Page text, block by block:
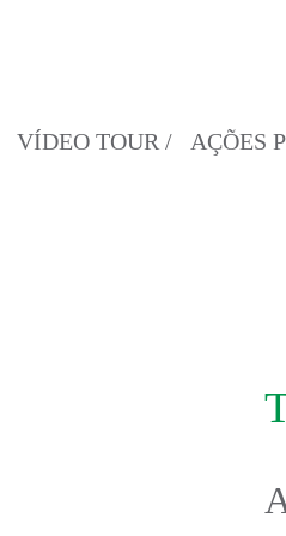
VÍDEO TOUR / AÇÕES